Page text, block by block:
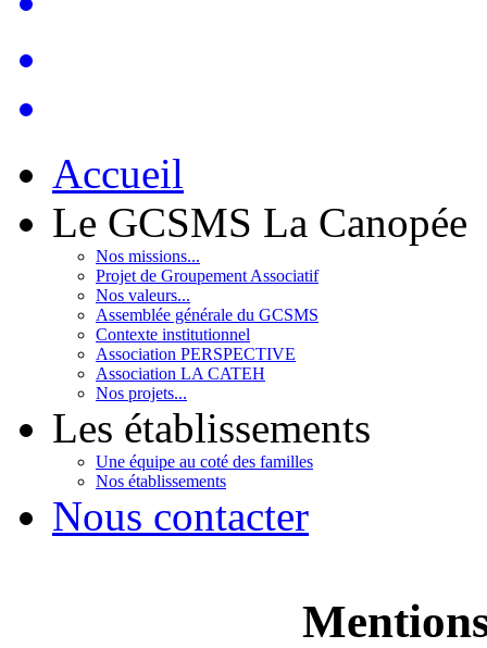
Accueil
Le GCSMS La Canopée
Nos missions...
Projet de Groupement Associatif
Nos valeurs...
Assemblée générale du GCSMS
Contexte institutionnel
Association PERSPECTIVE
Association LA CATEH
Nos projets...
Les établissements
Une équipe au coté des familles
Nos établissements
Nous contacter